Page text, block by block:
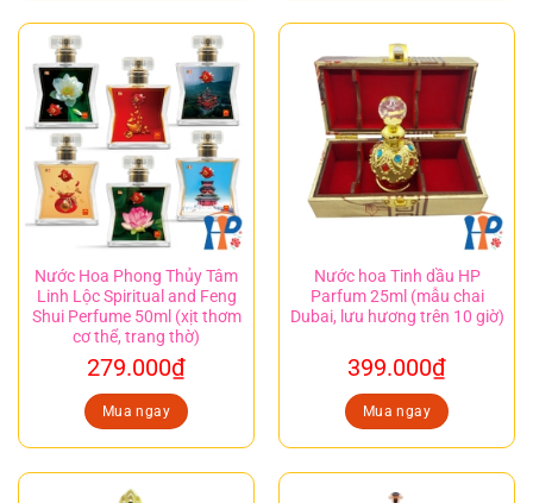
Nước Hoa Phong Thủy Tâm
Linh Lộc Spiritual and Feng
Shui Perfume 50ml (xịt thơm
cơ thể, trang thờ)
279.000₫
Mua ngay
Nước hoa Tinh dầu HP
Parfum 25ml (mẫu chai
Dubai, lưu hương trên 10 giờ)
399.000₫
Mua ngay